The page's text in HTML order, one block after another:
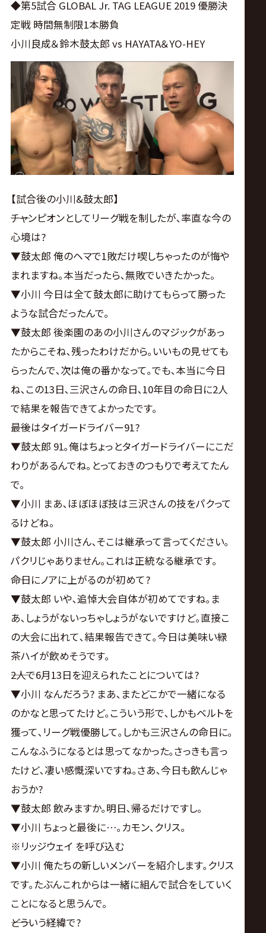
◆第5試合 GLOBAL Jr. TAG LEAGUE 2019 優勝決
定戦 時間無制限1本勝負
小川良成＆鈴木鼓太郎 vs HAYATA＆YO-HEY
【試合後の小川&鼓太郎】
――チャンピオンとしてリーグ戦を制したが､率直な今の
心境は?
▼鼓太郎 俺のヘマで1敗だけ喫しちゃったのが悔や
まれますね｡本当だったら､無敗でいきたかった。
▼小川 今日は全て鼓太郎に助けてもらって勝った
ような試合だったんで。
▼鼓太郎 後楽園のあの小川さんのマジックがあっ
たからこそね､残ったわけだから｡いいもの見せても
らったんで､次は俺の番かなって｡でも､本当に今日
ね､この13日､三沢さんの命日､10年目の命日に2人
で結果を報告できてよかったです。
――最後はタイガードライバー91?
▼鼓太郎 91｡俺はちょっとタイガードライバーにこだ
わりがあるんでね｡とっておきのつもりで考えてたん
で。
▼小川 まあ､ほぼほぼ技は三沢さんの技をパクって
るけどね。
▼鼓太郎 小川さん､そこは継承って言ってください｡
パクリじゃありません｡これは正統なる継承です。
――命日にノアに上がるのが初めて?
▼鼓太郎 いや､追悼大会自体が初めてですね｡ま
あ､しょうがないっちゃしょうがないですけど｡直接こ
の大会に出れて､結果報告できて｡今日は美味い緑
茶ハイが飲めそうです。
――2人で6月13日を迎えられたことについては?
▼小川 なんだろう? まあ､またどこかで一緒になる
のかなと思ってたけど｡こういう形で､しかもベルトを
獲って､リーグ戦優勝して｡しかも三沢さんの命日に｡
こんなふうになるとは思ってなかった｡さっきも言っ
たけど､凄い感慨深いですね｡さあ､今日も飲んじゃ
おうか?
▼鼓太郎 飲みますか｡明日､帰るだけですし。
▼小川 ちょっと最後に…｡カモン､クリス。
※リッジウェイ を呼び込む
▼小川 俺たちの新しいメンバーを紹介します｡クリス
です｡たぶんこれからは一緒に組んで試合をしていく
ことになると思うんで。
――どういう経緯で?